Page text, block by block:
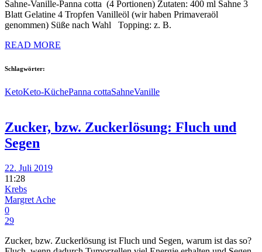
Sahne-Vanille-Panna cotta (4 Portionen) Zutaten: 400 ml Sahne 3
Blatt Gelatine 4 Tropfen Vanilleöl (wir haben Primaveraöl
genommen) Süße nach Wahl Topping: z. B.
READ MORE
Schlagwörter:
KetoKeto-KüchePanna cottaSahneVanille
Zucker, bzw. Zuckerlösung: Fluch und
Segen
22. Juli 2019
11:28
Krebs
Margret Ache
0
29
Zucker, bzw. Zuckerlösung ist Fluch und Segen, warum ist das so?